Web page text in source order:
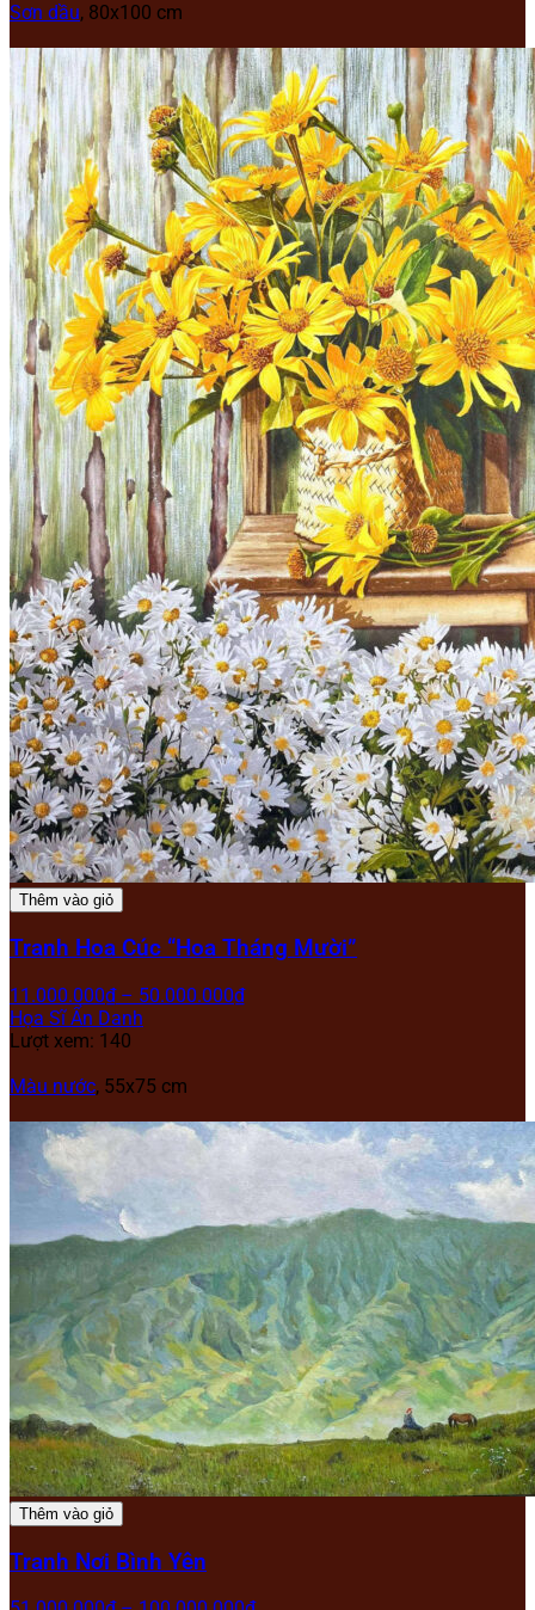
Sơn dầu, 80x100 cm
Thêm vào giỏ
Tranh Hoa Cúc “Hoa Tháng Mười”
11.000.000₫ – 50.000.000₫
Họa Sĩ Ẩn Danh
Lượt xem: 140
Màu nước, 55x75 cm
Thêm vào giỏ
Tranh Nơi Bình Yên